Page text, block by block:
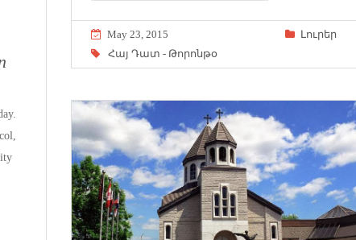
May 23, 2015
Լուրեր
Հայ Դատ - Թորոնթօ